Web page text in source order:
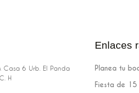
Casa 6 Urb. El Panda
H
Enlaces
Planea tu
Fiesta de 15